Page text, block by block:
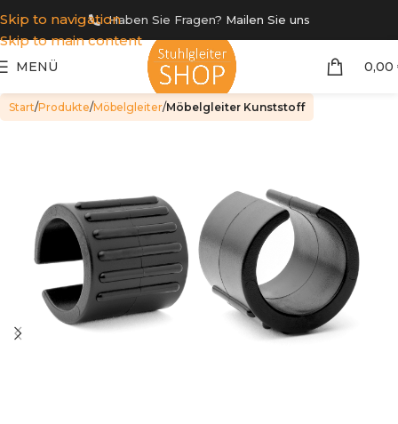
Skip to navigation
Skip to main content
Haben Sie Fragen? Mailen Sie uns
MENÜ 0,00
Start Produkte Möbelgleiter Möbelgleiter Kunststoff